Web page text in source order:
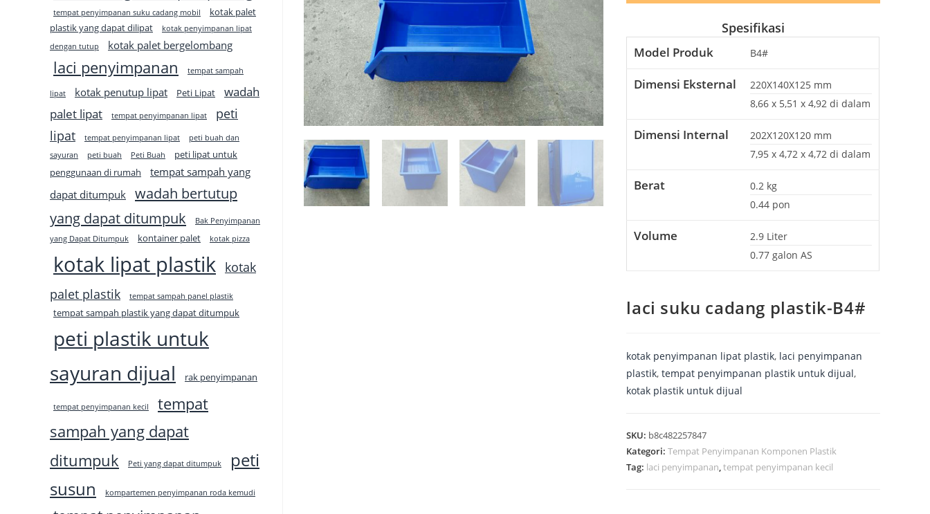
Spesifikasi
Model Produk B4#
Dimensi Eksternal 220X140X125 mm
8,66 x 5,51 x 4,92 di dalam
Dimensi Internal 202X120X120 mm
7,95 x 4,72 x 4,72di dalam
Berat 0.2 kg
0.44 pon
Volume 2.9 Liter
0.77 galon AS
laci suku cadang plastik-B4#
kotak penyimpanan lipat plastik, laci penyimpanan
plastik,tempat penyimpanan plastik untuk dijual,
kotak plastik untuk dijual
SKU: b8c482257847
Kategori:Tempat Penyimpanan Komponen Plastik
Tag: laci penyimpanan,tempat penyimpanan kecil
tempat penyimpanan suku cadang mobil
kotak palet
plastik yang dapat dilipat
kotak penyimpanan lipat
dengan tutup
kotak palet bergelombang
laci penyimpanan tempat sampah
lipat kotak penutup lipat Peti Lipat
wadah
palet lipat
tempat penyimpanan lipat
peti
lipat
tempat penyimpanan lipat
peti buah dan
sayuran
peti buah Peti Buah
peti lipat untuk
penggunaan di rumah
tempat sampah yang
dapat ditumpuk
wadah bertutup
yang dapat ditumpuk
Bak Penyimpanan
yang Dapat Ditumpuk
kontainer palet kotak pizza
kotak lipat plastik kotak
palet plastik
tempat sampah panel plastik
tempat sampah plastik yang dapat ditumpuk
peti plastik untuk
sayuran dijual
rak penyimpanan
tempat penyimpanan kecil
tempat
sampah yang dapat
ditumpuk
Peti yang dapat ditumpuk
peti
susun
kompartemen penyimpanan roda kemudi